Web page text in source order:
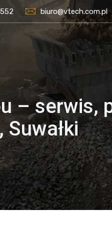
biuro@vtech.com.pl
– serwis,
Suwałki